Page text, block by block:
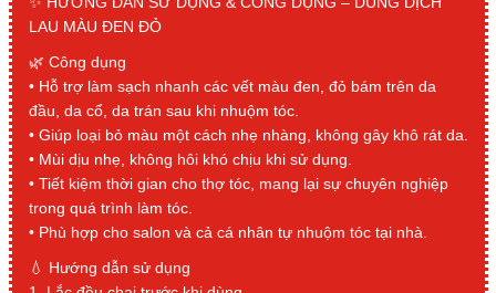
LAU MÀU ĐEN ĐỎ
🌿 Công dụng
• Hỗ trợ làm sạch nhanh các vết màu đen, đỏ bám trên da
đầu, da cổ, da trán sau khi nhuộm tóc.
• Giúp loại bỏ màu một cách nhẹ nhàng, không gây khô rát da.
• Mùi dịu nhẹ, không hôi khó chịu khi sử dụng.
• Tiết kiệm thời gian cho thợ tóc, mang lại sự chuyên nghiệp
trong quá trình làm tóc.
• Phù hợp cho salon và cả cá nhân tự nhuộm tóc tại nhà.
💧 Hướng dẫn sử dụng